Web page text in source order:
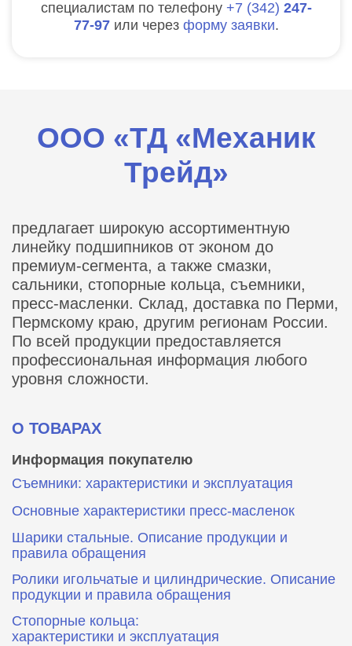
специалистам по телефону
7 342 247-
77-97 или через форму заявки.
ООО «ТД «Механик
Трейд»
предлагает широкую ассортиментную
линейку подшипников от эконом до
премиум-сегмента, а также смазки,
сальники, стопорные кольца, съемники,
пресс-масленки. Склад, доставка по Перми,
Пермскому краю, другим регионам России.
По всей продукции предоставляется
профессиональная информация любого
уровня сложности.
О ТОВАРАХ
Информация покупателю
Съемники: характеристики и эксплуатация
Основные характеристики пресс‑масленок
Шарики стальные. Описание продукции и
правила обращения
Ролики игольчатые и цилиндрические. Описание
продукции и правила обращения
Стопорные кольца:
характеристики и эксплуатация